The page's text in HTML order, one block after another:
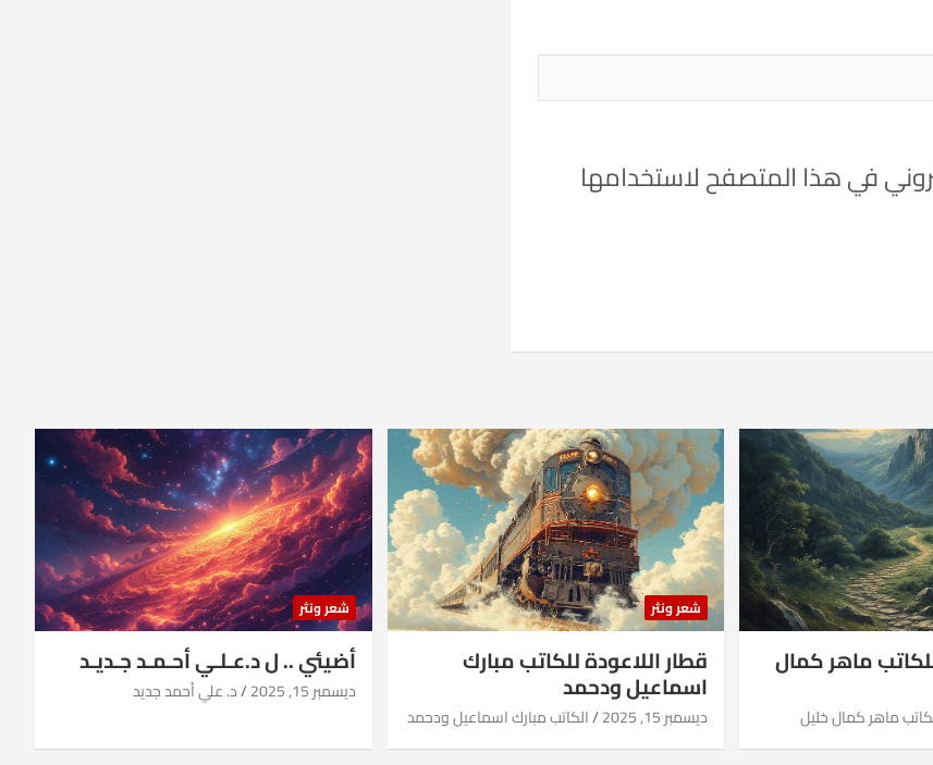
في هذا المتصفح لاستخدامها
ماهر كمال
ماهر كمال خليل
شعر ونثر
قطار اللاعودة للكاتب مبارك
اسماعيل ودحمد
ديسمبر 15, 2025 الكاتب مبارك اسماعيل ودحمد
شعر ونثر
أضيئي .. ل د.عـلـي أحـمـد جـديـد
ديسمبر 15, 2025 د. علي أحمد جديد